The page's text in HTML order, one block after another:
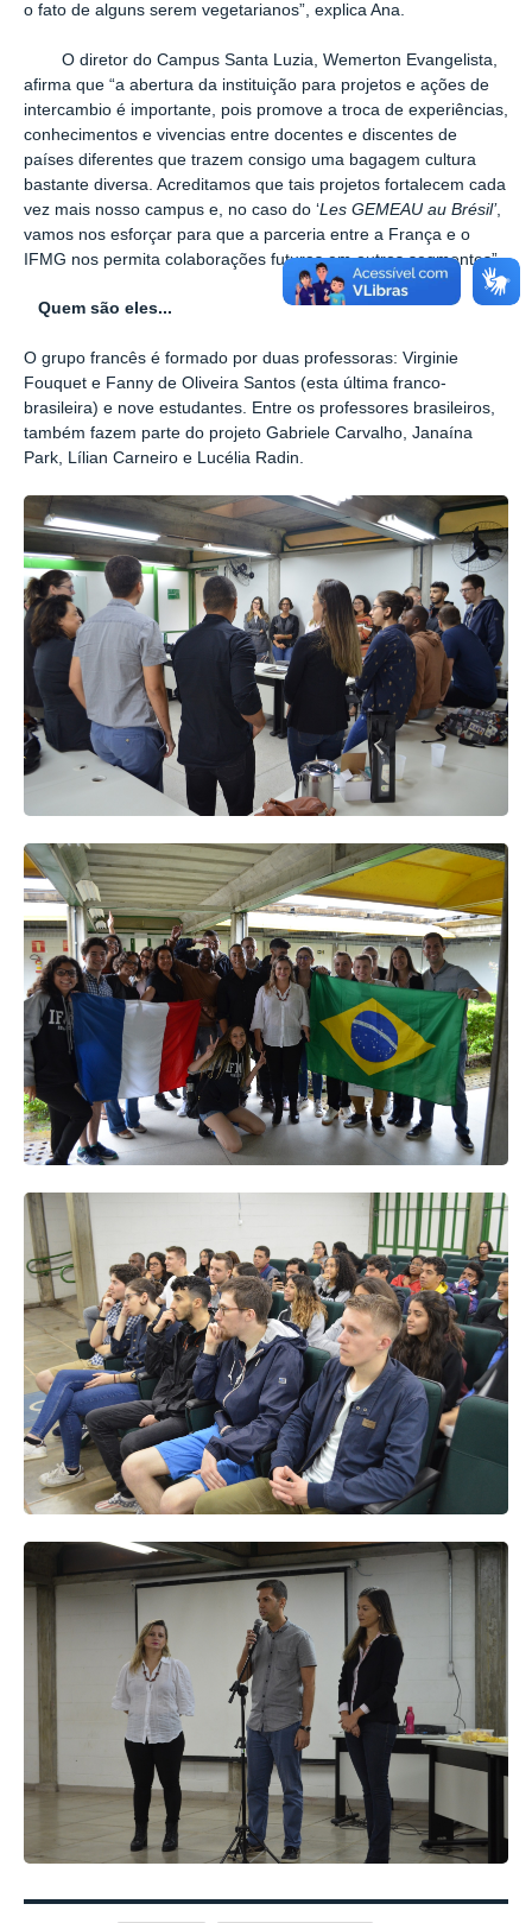
o fato de alguns serem vegetarianos”, explica Ana.
O diretor do Campus Santa Luzia, Wemerton Evangelista,
afirma que “a abertura da instituição para projetos e ações de
intercambio é importante, pois promove a troca de experiências,
conhecimentos e vivencias entre docentes e discentes de
países diferentes que trazem consigo uma bagagem cultura
bastante diversa. Acreditamos que tais projetos fortalecem cada
vez mais nosso campus e, no caso do ‘Les GEMEAU au Brésil’,
vamos nos esforçar para que a parceria entre a França e o
IFMG nos permita colaborações futuras em outros segmentos”.
Quem são eles...
O grupo francês é formado por duas professoras: Virginie
Fouquet e Fanny de Oliveira Santos (esta última franco-
brasileira) e nove estudantes. Entre os professores brasileiros,
também fazem parte do projeto Gabriele Carvalho, Janaína
Park, Lílian Carneiro e Lucélia Radin.